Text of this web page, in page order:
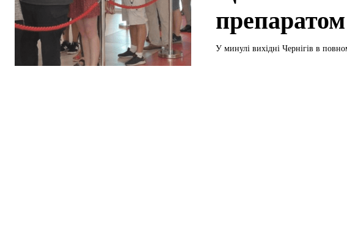
препаратом
У минулі вихідні Чернігів в